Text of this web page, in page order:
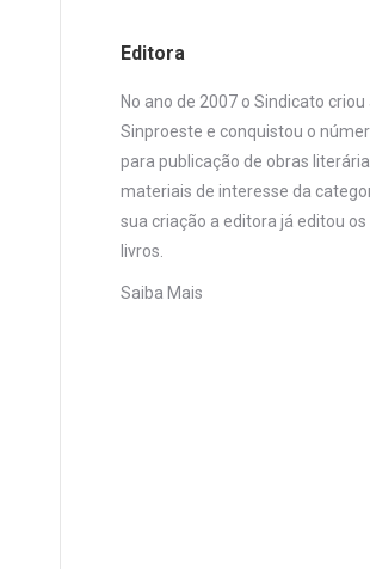
Editora
No ano de 2007 o Sindicato criou
Sinproeste e conquistou o
para publicação de obras
materiais de interesse da
sua criação a editora já editou
livros.
Saiba Mais